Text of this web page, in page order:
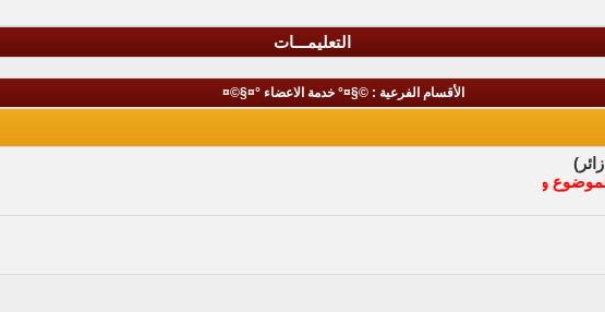
التعليمـــات
الأقسام الفرعية : ©§¤° خدمة الاعضاء °¤§©¤
وأعضاء الإدارة